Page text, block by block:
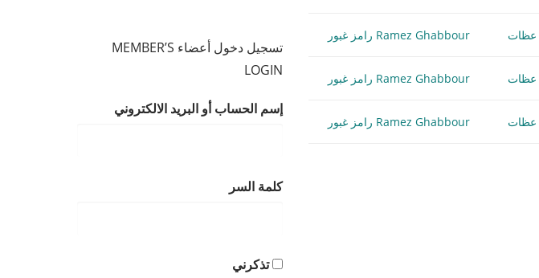
Ramez Ghabbour رامز غبور
Ramez Ghabbour رامز غبور
Ramez Ghabbour رامز غبور
تسجيل دخول أعضاء MEMBER’S
LOGIN
إسم الحساب أو البريد الالكتروني
كلمة السر
تذكرني